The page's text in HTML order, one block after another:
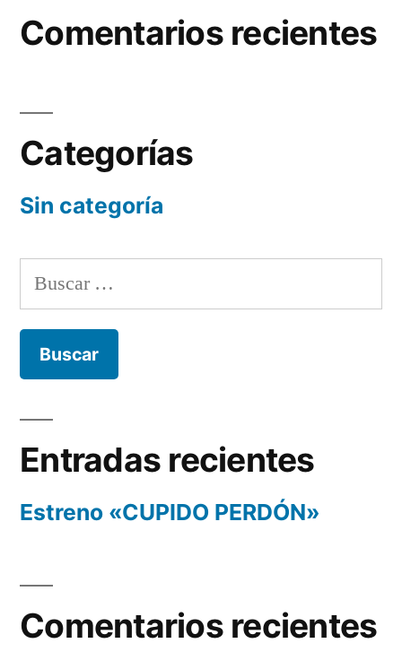
Comentarios recientes
Categorías
Sin categoría
Buscar:
Entradas recientes
Estreno «CUPIDO PERDÓN»
Comentarios recientes